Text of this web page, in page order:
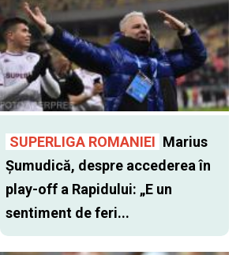
SUPERLIGA ROMANIEI Marius
Șumudică, despre accederea în
play-off a Rapidului: „E un
sentiment de feri...